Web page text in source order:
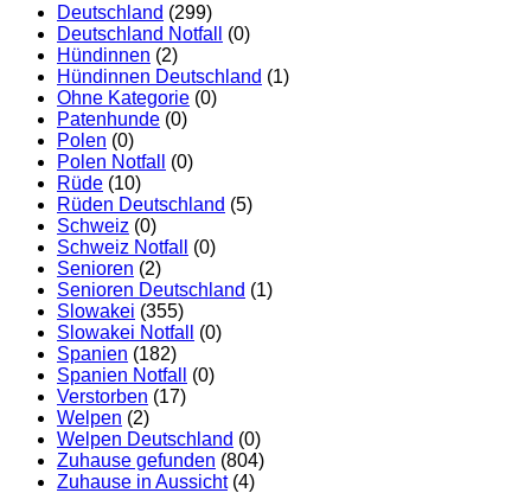
Deutschland (299)
Deutschland Notfall
(0)
Hündinnen (2)
Hündinnen Deutschland (1)
Ohne Kategorie (0)
Patenhunde (0)
Polen (0)
Polen Notfall
(0)
Rüde (10)
Rüden Deutschland (5)
Schweiz (0)
Schweiz Notfall
(0)
Senioren (2)
Senioren Deutschland (1)
Slowakei (355)
Slowakei Notfall
(0)
Spanien (182)
Spanien Notfall
(0)
Verstorben (17)
Welpen (2)
Welpen Deutschland (0)
Zuhause gefunden (804)
Zuhause in Aussicht (4)